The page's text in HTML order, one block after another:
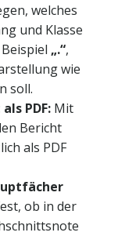
welches
und Klasse
„.“,
wie
soll.
PDF:Mit
Bericht
als PDF
ob in der